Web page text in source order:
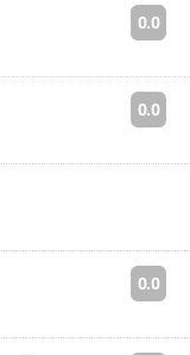
0.0
0.0
0.0